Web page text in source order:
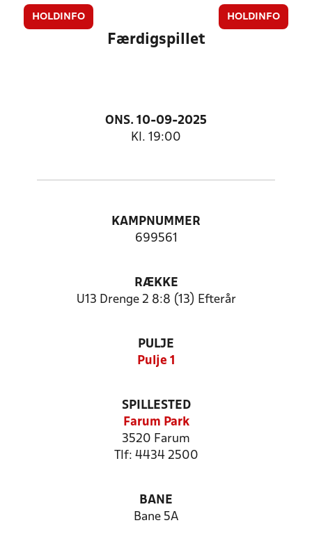
HOLDINFO HOLDINFO
Færdigspillet
ONS. 10-09-2025
Kl. 19:00
KAMPNUMMER
699561
RÆKKE
U13 Drenge 2 8:8 (13) Efterår
PULJE
Pulje 1
SPILLESTED
Farum Park
3520 Farum
Tlf: 4434 2500
BANE
Bane 5A